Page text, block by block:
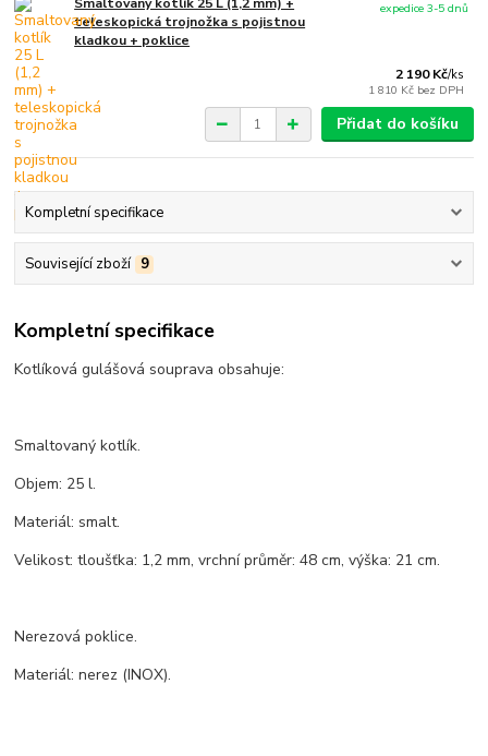
teleskopická trojnožka s pojistnou
kladkou + poklice
2 190 Kč/ks
1 810 Kč bez DPH
expedice 3-5 dnů
Přidat do košíku
Kompletní specifikace
Související zboží 9
Kompletní specifikace
Kotlíková gulášová souprava obsahuje:
Smaltovaný kotlík.
Objem: 25 l.
Materiál: smalt.
Velikost: tloušťka: 1,2 mm, vrchní průměr: 48 cm, výška: 21 cm.
Nerezová poklice.
Materiál: nerez (INOX).